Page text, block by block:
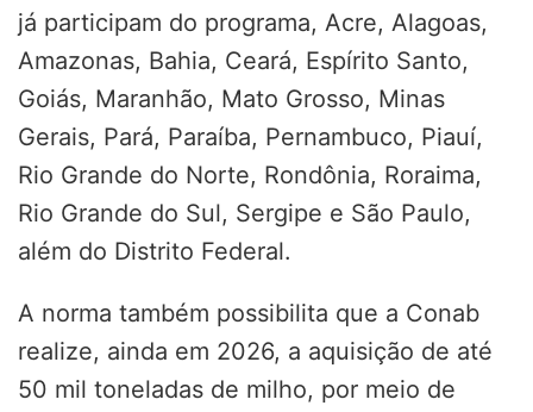
já participam do programa, Acre, Alagoas,
Amazonas, Bahia, Ceará, Espírito Santo,
Goiás, Maranhão, Mato Grosso, Minas
Gerais, Pará, Paraíba, Pernambuco, Piauí,
Rio Grande do Norte, Rondônia, Roraima,
Rio Grande do Sul, Sergipe e São Paulo,
além do Distrito Federal.
A norma também possibilita que a Conab
realize, ainda em 2026, a aquisição de até
50 mil toneladas de milho, por meio de